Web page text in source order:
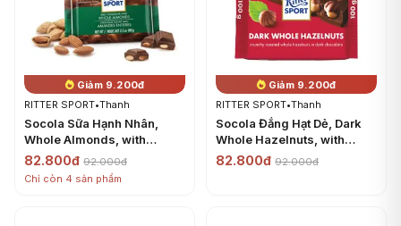
Giảm 9.200đ
RITTER SPORT•Thanh
Socola Sữa Hạnh Nhân,
Whole Almonds, with
Almonds Grown in the
California Sunshine, 3.5 oz
(100g) - RITTER SPORT
82.800đ 92.000đ
Chỉ còn 4 sản phẩm
Giảm 9.200đ
RITTER SPORT•Thanh
Socola Đắng Hạt Dẻ, Dark
Whole Hazelnuts, with
Crunchy Roasted Whole
82.800đ 92.000đ